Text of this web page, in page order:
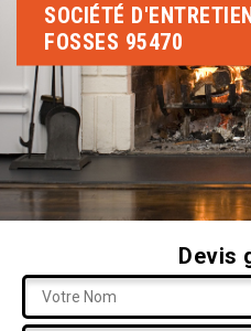
SOCIÉTÉ
FOSSES 95470
Devis